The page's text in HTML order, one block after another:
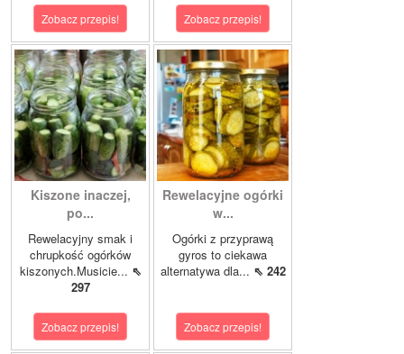
Zobacz przepis! Zobacz przepis!
Kiszone inaczej,
po...
Rewelacyjny smak i
chrupkość ogórków
kiszonych.Musicie... ⇖
297
Zobacz przepis!
Rewelacyjne ogórki
w...
Ogórki z przyprawą
gyros to ciekawa
alternatywa dla... ⇖ 242
Zobacz przepis!